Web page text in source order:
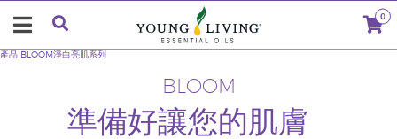
0
BLOOM
準備好讓您的肌膚
產品 BLOOM淨白亮肌系列